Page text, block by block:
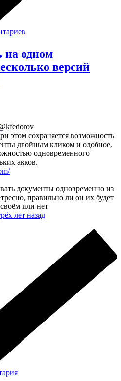
на одном
версий
этом сохраняется возможность
двойным кликом и одобное,
одновременного
акков.
документы одновременно из
правильно ли он их будет
или нет
лет назад